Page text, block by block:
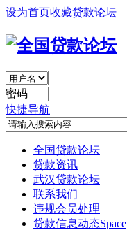
设为首页收藏贷款论坛
密码
快捷导航
全国贷款论坛
贷款资讯
武汉贷款论坛
联系我们
违规会员处理
贷款信息动态Space